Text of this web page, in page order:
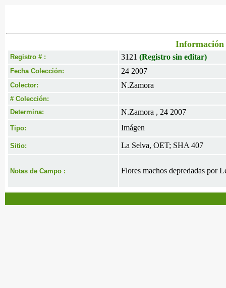
Información
Registro # : 3121 (Registro sin editar)
Fecha Colección: 24 2007
Colector: N.Zamora
# Colección:
Determina:
N.Zamora , 24 2007
Tipo: Imágen
Sitio: La Selva, OET; SHA 407
Notas de Campo : Flores machos depredadas por